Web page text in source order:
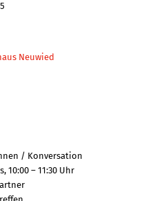
Neuwied
/ Konversation
10:00 – 11:30 Uhr